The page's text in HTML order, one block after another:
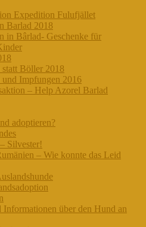
Expedition Fulufjället
Barlad 2018
in Bârlad- Geschenke für
Böller 2018
Impfungen 2016
– Help Azorel Barlad
adoptieren?
Silvester!
– Wie konnte das Leid
Informationen über den Hund an